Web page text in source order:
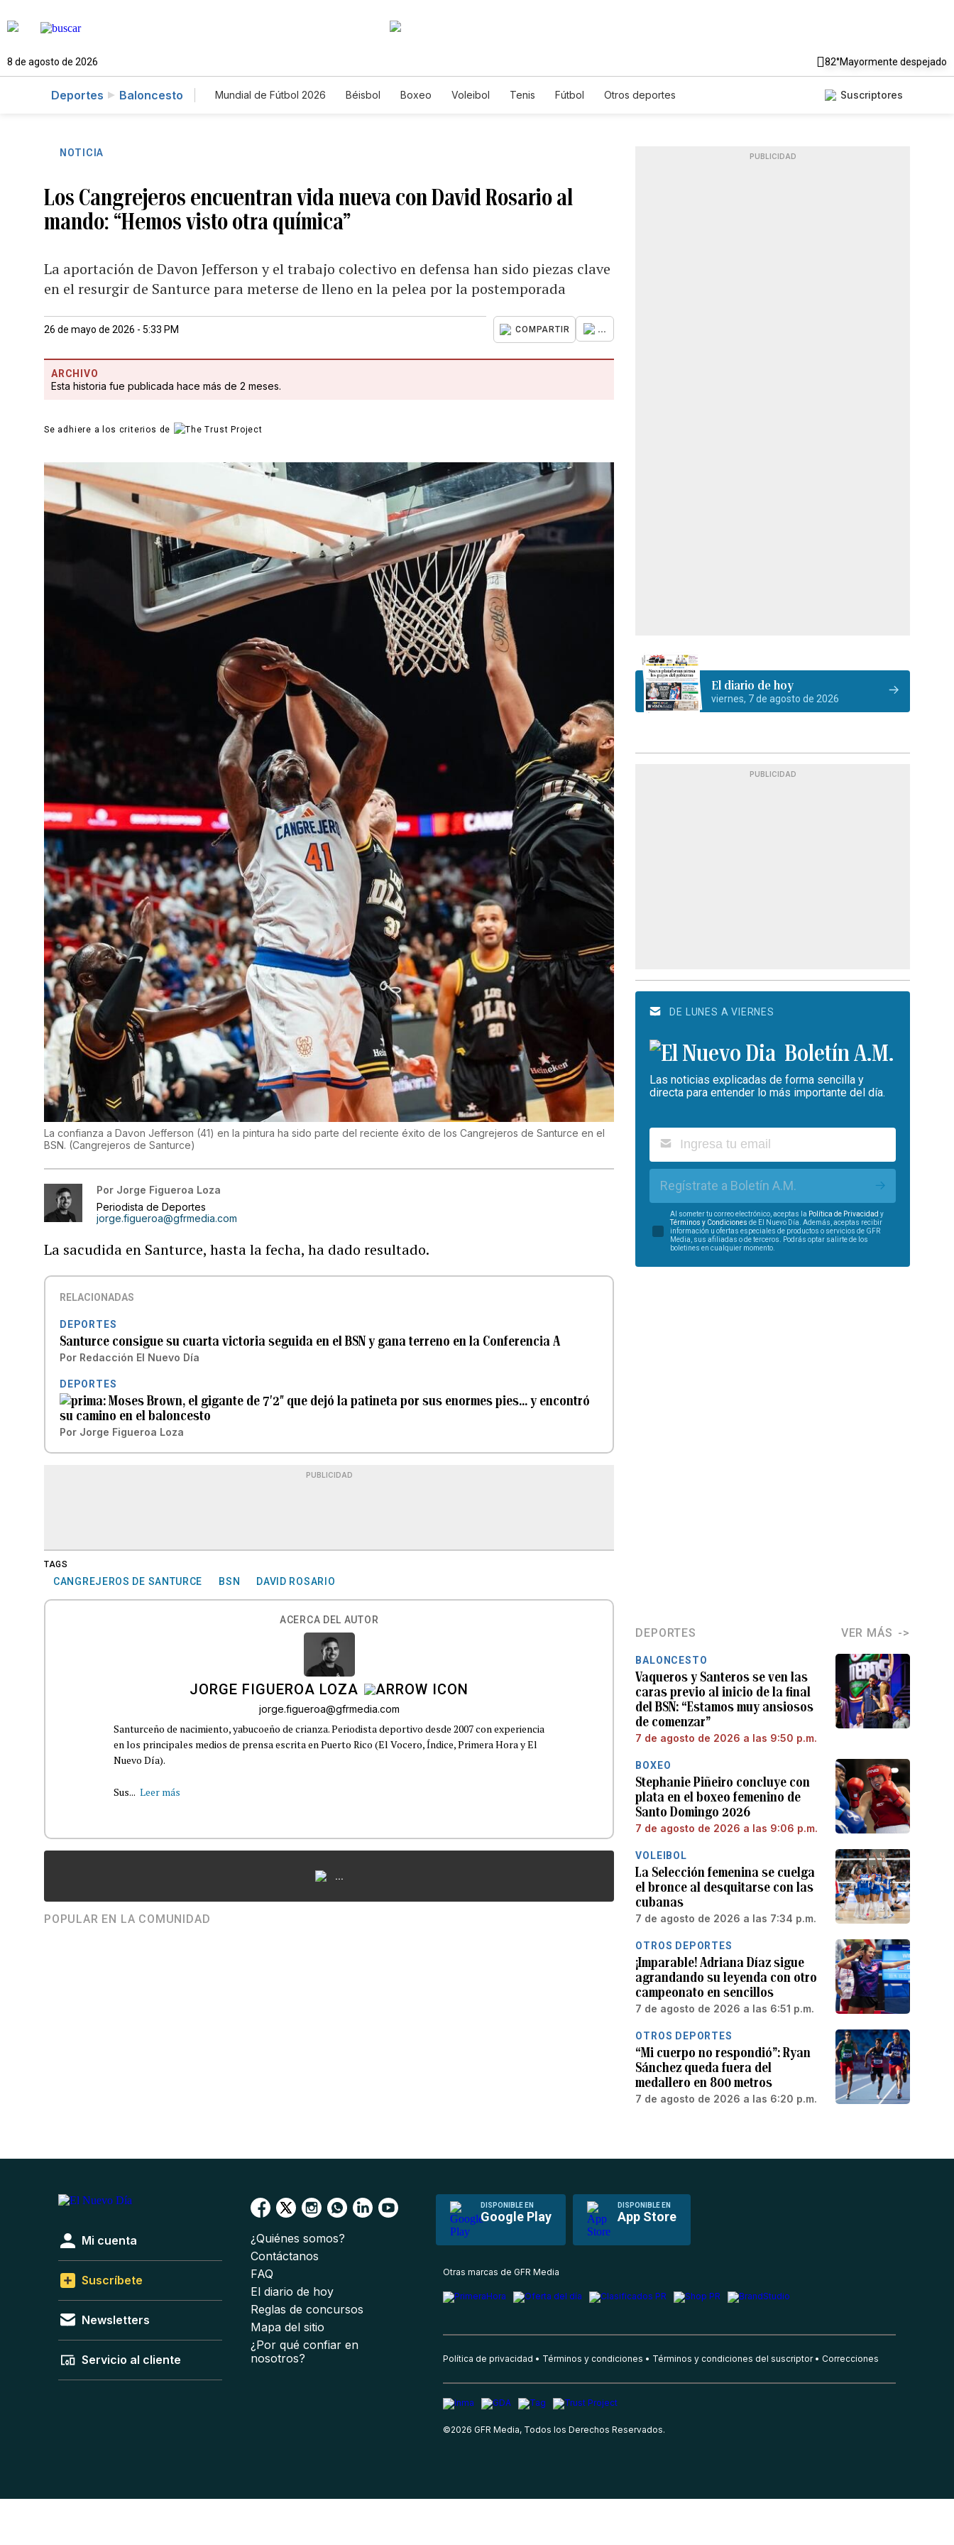
8 de agosto de 2026 82°Mayormente despejado
Deportes Baloncesto Mundial de Fútbol 2026 Béisbol Boxeo Voleibol Tenis Fútbol Otros deportes Suscriptores
NOTICIA
Los Cangrejeros encuentran vida nueva con David Rosario al
mando: “Hemos visto otra química”
La aportación de Davon Jefferson y el trabajo colectivo en defensa han sido piezas clave
en el resurgir de Santurce para meterse de lleno en la pelea por la postemporada
26 de mayo de 2026 - 5:33 PM COMPARTIR ...
ARCHIVO
Esta historia fue publicada hace más de 2 meses.
Se adhiere a los criterios de
La confianza a Davon Jefferson (41) en la pintura ha sido parte del reciente éxito de los Cangrejeros de Santurce en el
BSN. (Cangrejeros de Santurce)
Por Jorge Figueroa Loza
Periodista de Deportes
jorge.figueroa@gfrmedia.com
La sacudida en Santurce, hasta la fecha, ha dado resultado.
RELACIONADAS
DEPORTES
Santurce consigue su cuarta victoria seguida en el BSN y gana terreno en la Conferencia A
Por Redacción El Nuevo Día
DEPORTES
Moses Brown, el gigante de 7′2″ que dejó la patineta por sus enormes pies… y encontró
su camino en el baloncesto
Por Jorge Figueroa Loza
PUBLICIDAD
TAGS
CANGREJEROS DE SANTURCE BSN DAVID ROSARIO
ACERCA DEL AUTOR
JORGE FIGUEROA LOZA
jorge.figueroa@gfrmedia.com
Santurceño de nacimiento, yabucoeño de crianza. Periodista deportivo desde 2007 con experiencia
en los principales medios de prensa escrita en Puerto Rico (El Vocero, Índice, Primera Hora y El
Nuevo Día).
Sus... Leer más
...
POPULAR EN LA COMUNIDAD
PUBLICIDAD
El diario de hoy
viernes, 7 de agosto de 2026
PUBLICIDAD
DE LUNES A VIERNES
Boletín A.M.
Las noticias explicadas de forma sencilla y
directa para entender lo más importante del día.
Regístrate a Boletín A.M.
Al someter tu correo electrónico, aceptas la Política de Privacidad y
Términos y Condiciones de El Nuevo Día. Además, aceptas recibir
información u ofertas especiales de productos o servicios de GFR
Media, sus afiliadas o de terceros. Podrás optar salirte de los
boletines en cualquier momento.
DEPORTES VER MÁS
BALONCESTO
Vaqueros y Santeros se ven las
caras previo al inicio de la final
del BSN: “Estamos muy ansiosos
de comenzar”
7 de agosto de 2026 a las 9:50 p.m.
BOXEO
Stephanie Piñeiro concluye con
plata en el boxeo femenino de
Santo Domingo 2026
7 de agosto de 2026 a las 9:06 p.m.
VOLEIBOL
La Selección femenina se cuelga
el bronce al desquitarse con las
cubanas
7 de agosto de 2026 a las 7:34 p.m.
OTROS DEPORTES
¡Imparable! Adriana Díaz sigue
agrandando su leyenda con otro
campeonato en sencillos
7 de agosto de 2026 a las 6:51 p.m.
OTROS DEPORTES
“Mi cuerpo no respondió”: Ryan
Sánchez queda fuera del
medallero en 800 metros
7 de agosto de 2026 a las 6:20 p.m.
DISPONIBLE EN
Google Play
DISPONIBLE EN
App Store
Mi cuenta
Suscríbete
Newsletters
Servicio al cliente
¿Quiénes somos?
Contáctanos
FAQ
El diario de hoy
Reglas de concursos
Mapa del sitio
¿Por qué confiar en
nosotros?
Otras marcas de GFR Media
Política de privacidad Términos y condiciones Términos y condiciones del suscriptor Correcciones
©2026 GFR Media, Todos los Derechos Reservados.